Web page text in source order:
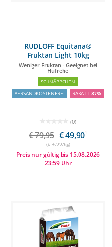
RUDLOFF Equitana®
Fruktan Light 10kg
Weniger Fruktan - Geeignet bei
Hufrehe
SCHNÄPPCHEN
VERSANDKOSTENFREI
RABATT 37%
(0)
€ 79,95 € 49,901
(€ 4,99/kg)
Preis nur gültig bis 15.08.2026
23:59 Uhr